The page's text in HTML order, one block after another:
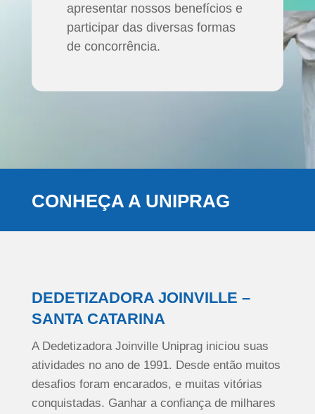
apresentar nossos benefícios e
participar das diversas formas
de concorrência.
CONHEÇA A UNIPRAG
DEDETIZADORA JOINVILLE –
SANTA CATARINA
A Dedetizadora Joinville Uniprag iniciou suas
atividades no ano de 1991. Desde então muitos
desafios foram encarados, e muitas vitórias
conquistadas. Ganhar a confiança de milhares